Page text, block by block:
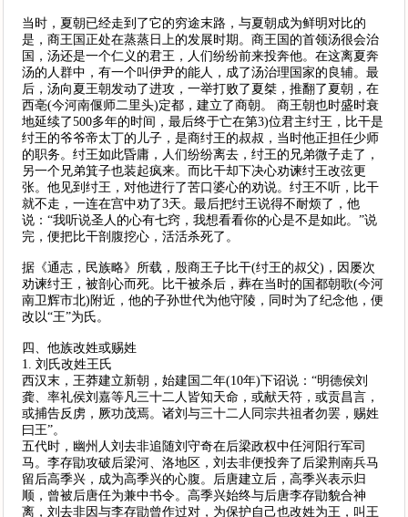
当时，夏朝已经走到了它的穷途末路，与夏朝成为鲜明对比的
是，商王国正处在蒸蒸日上的发展时期。商王国的首领汤很会治
国，汤还是一个仁义的君王，人们纷纷前来投奔他。在这离夏奔
汤的人群中，有一个叫伊尹的能人，成了汤治理国家的良辅。最
后，汤向夏王朝发动了进攻，一举打败了夏桀，推翻了夏朝，在
西亳(今河南偃师二里头)定都，建立了商朝。 商王朝也时盛时衰
地延续了500多年的时间，最后终于亡在第3)位君主纣王，比干是
纣王的爷爷帝太丁的儿子，是商纣王的叔叔，当时他正担任少师
的职务。纣王如此昏庸，人们纷纷离去，纣王的兄弟微子走了，
另一个兄弟箕子也装起疯来。而比干却下决心劝谏纣王改弦更
张。他见到纣王，对他进行了苦口婆心的劝说。纣王不听，比干
就不走，一连在宫中劝了3天。最后把纣王说得不耐烦了，他
说：“我听说圣人的心有七窍，我想看看你的心是不是如此。”说
完，便把比干剖腹挖心，活活杀死了。
据《通志，民族略》所载，殷商王子比干(纣王的叔父)，因屡次
劝谏纣王，被剖心而死。比干被杀后，葬在当时的国都朝歌(今河
南卫辉市北)附近，他的子孙世代为他守陵，同时为了纪念他，便
改以“王”为氏。
四、他族改姓或赐姓
1. 刘氏改姓王氏
西汉末，王莽建立新朝，始建国二年(10年)下诏说：“明德侯刘
龚、率礼侯刘嘉等凡三十二人皆知天命，或献天符，或贡昌言，
或捕告反虏，厥功茂焉。诸刘与三十二人同宗共祖者勿罢，赐姓
曰王”。
五代时，幽州人刘去非追随刘守奇在后梁政权中任河阳行军司
马。李存勖攻破后梁河、洛地区，刘去非便投奔了后梁荆南兵马
留后高季兴，成为高季兴的心腹。后唐建立后，高季兴表示归
顺，曾被后唐任为兼中书令。高季兴始终与后唐李存勖貌合神
离，刘去非因与李存勖曾作过对，为保护自己也改姓为王，叫王